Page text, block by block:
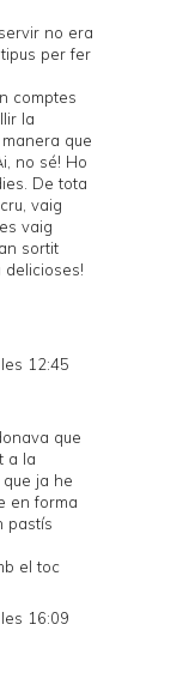
no era
per fer
comptes
la
que
no sé! Ho
De tota
vaig
vaig
sortit
12:45
que
a la
ja he
en forma
pastís
el toc
16:09